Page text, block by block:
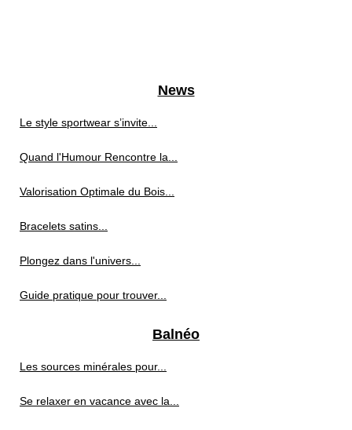
News
Le style sportwear s’invite...
Quand l'Humour Rencontre la...
Valorisation Optimale du Bois...
Bracelets satins...
Plongez dans l'univers...
Guide pratique pour trouver...
Balnéo
Les sources minérales pour...
Se relaxer en vacance avec la...